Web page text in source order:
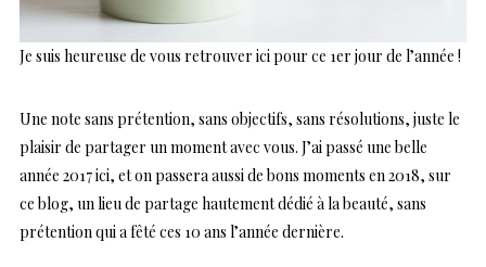
Je suis heureuse de vous retrouver ici pour ce 1er jour de l’année !
Une note sans prétention, sans objectifs, sans résolutions, juste le
plaisir de partager un moment avec vous. J’ai passé une belle
année 2017 ici, et on passera aussi de bons moments en 2018, sur
ce blog, un lieu de partage hautement dédié à la beauté, sans
prétention qui a fêté ces 10 ans l’année dernière.